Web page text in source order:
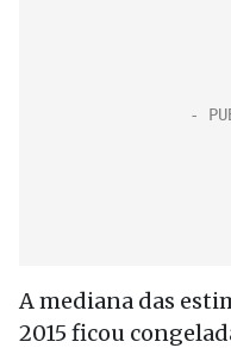
A mediana das
2015 ficou